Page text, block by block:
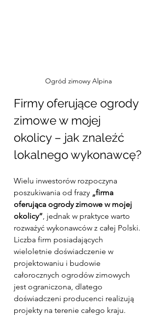
Ogród zimowy Alpina
Firmy oferujące ogrody
zimowe w mojej
okolicy – jak znaleźć
lokalnego wykonawcę?
Wielu inwestorów rozpoczyna
poszukiwania od frazy „firma
oferująca ogrody zimowe w mojej
okolicy”, jednak w praktyce warto
rozważyć wykonawców z całej Polski.
Liczba firm posiadających
wieloletnie doświadczenie w
projektowaniu i budowie
całorocznych ogrodów zimowych
jest ograniczona, dlatego
doświadczeni producenci realizują
projekty na terenie całego kraju.